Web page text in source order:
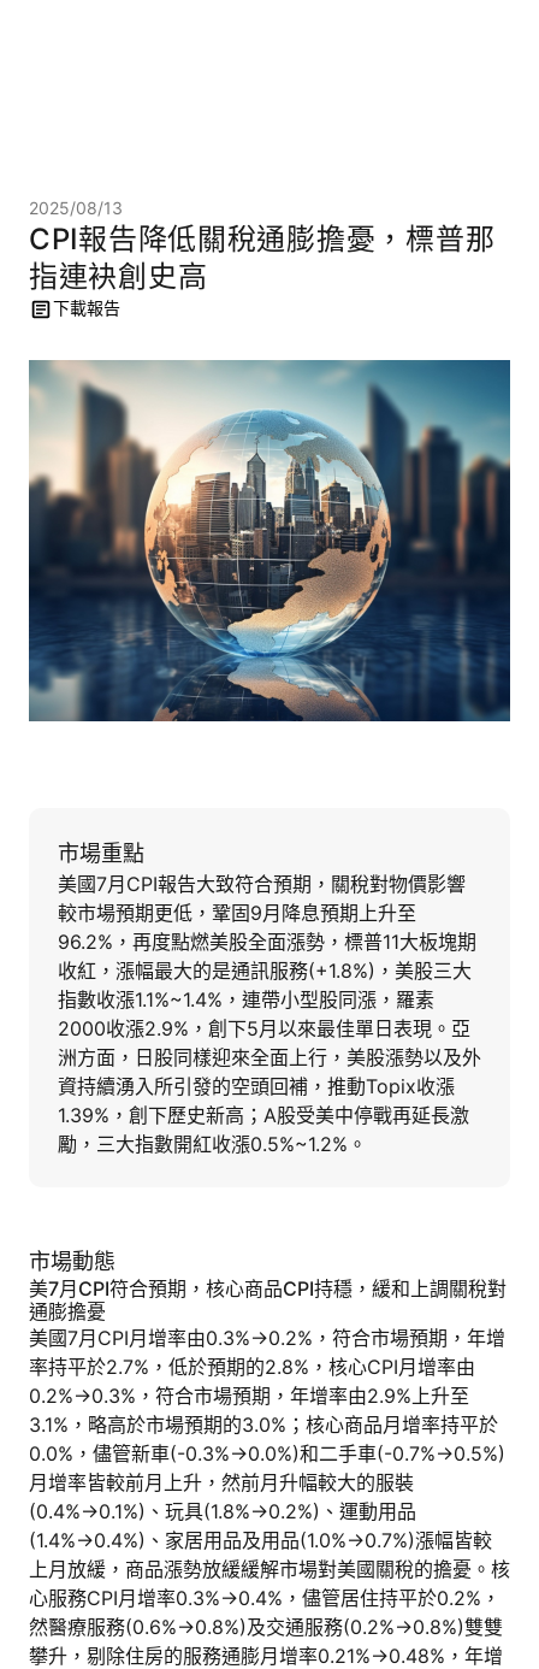
2025/08/13
CPI報告降低關稅通膨擔憂，標普那
指連袂創史高
下載報告
市場重點
美國7月CPI報告大致符合預期，關稅對物價影響
較市場預期更低，鞏固9月降息預期上升至
96.2%，再度點燃美股全面漲勢，標普11大板塊期
收紅，漲幅最大的是通訊服務(+1.8%)，美股三大
指數收漲1.1%~1.4%，連帶小型股同漲，羅素
2000收漲2.9%，創下5月以來最佳單日表現。亞
洲方面，日股同樣迎來全面上行，美股漲勢以及外
資持續湧入所引發的空頭回補，推動Topix收漲
1.39%，創下歷史新高；A股受美中停戰再延長激
勵，三大指數開紅收漲0.5%~1.2%。
市場動態
美7月CPI符合預期，核心商品CPI持穩，緩和上調關稅對
通膨擔憂
美國7月CPI月增率由0.3%→0.2%，符合市場預期，年增
率持平於2.7%，低於預期的2.8%，核心CPI月增率由
0.2%→0.3%，符合市場預期，年增率由2.9%上升至
3.1%，略高於市場預期的3.0%；核心商品月增率持平於
0.0%，儘管新車(-0.3%→0.0%)和二手車(-0.7%→0.5%)
月增率皆較前月上升，然前月升幅較大的服裝
(0.4%→0.1%)、玩具(1.8%→0.2%)、運動用品
(1.4%→0.4%)、家居用品及用品(1.0%→0.7%)漲幅皆較
上月放緩，商品漲勢放緩緩解市場對美國關稅的擔憂。核
心服務CPI月增率0.3%→0.4%，儘管居住持平於0.2%，
然醫療服務(0.6%→0.8%)及交通服務(0.2%→0.8%)雙雙
攀升，剔除住房的服務通膨月增率0.21%→0.48%，年增